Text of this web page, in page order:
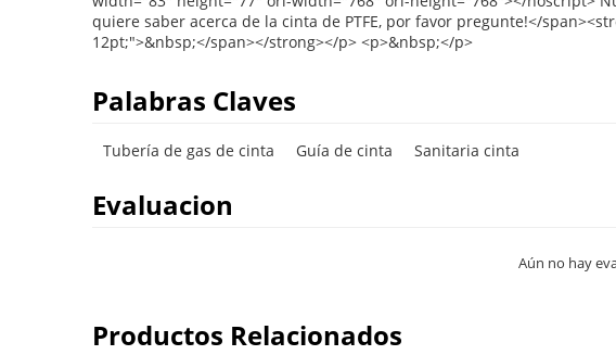
Palabras Claves
Tubería de gas de cinta Guía de cinta Sanitaria cinta
Evaluacion
Aún no hay
Productos Relacionados